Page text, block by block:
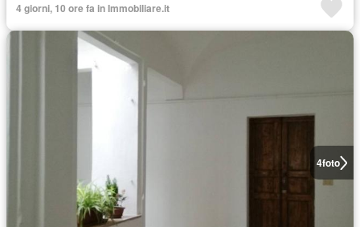
4 giorni, 10 ore fa in Immobiliare.it
4foto